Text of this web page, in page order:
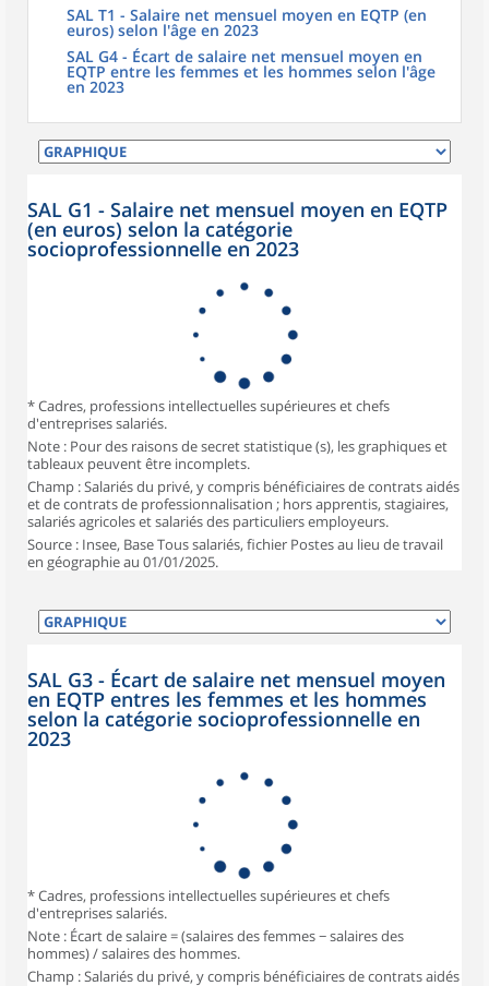
SAL T1 - Salaire net mensuel moyen en EQTP (en
euros) selon l'âge en 2023
SAL G4 - Écart de salaire net mensuel moyen en
EQTP entre les femmes et les hommes selon l'âge
en 2023
SAL G1 - Salaire net mensuel moyen en EQTP
(en euros) selon la catégorie
socioprofessionnelle en 2023
* Cadres, professions intellectuelles supérieures et chefs
d'entreprises salariés.
Note : Pour des raisons de secret statistique (s), les graphiques et
tableaux peuvent être incomplets.
Champ : Salariés du privé, y compris bénéficiaires de contrats aidés
et de contrats de professionnalisation ; hors apprentis, stagiaires,
salariés agricoles et salariés des particuliers employeurs.
Source : Insee, Base Tous salariés, fichier Postes au lieu de travail
en géographie au 01/01/2025.
SAL G3 - Écart de salaire net mensuel moyen
en EQTP entres les femmes et les hommes
selon la catégorie socioprofessionnelle en
2023
* Cadres, professions intellectuelles supérieures et chefs
d'entreprises salariés.
Note : Écart de salaire = (salaires des femmes − salaires des
hommes) / salaires des hommes.
Champ : Salariés du privé, y compris bénéficiaires de contrats aidés